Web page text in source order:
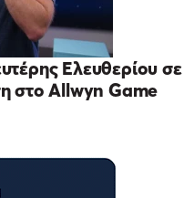
Ελευθερίου σε
στο Allwyn Game